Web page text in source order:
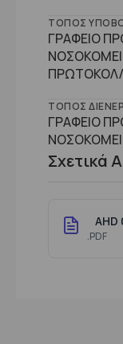
ΤΌΠΟΣ
ΓΡΑΦΕΙΟ
ΤΌΠΟΣ
ΓΡΑΦΕΙΟ
Σχετικά
AHD
.PDF